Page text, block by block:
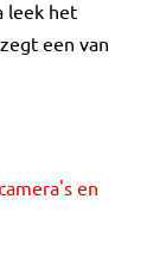
leek het
een van
en